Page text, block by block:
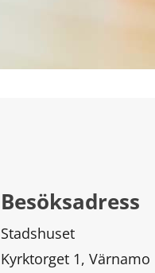
Besöksadress
Stadshuset
Kyrktorget 1, Värnamo